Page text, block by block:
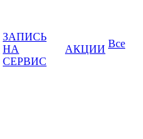
ЗАПИСЬ
НА
СЕРВИС
АКЦИИ Все